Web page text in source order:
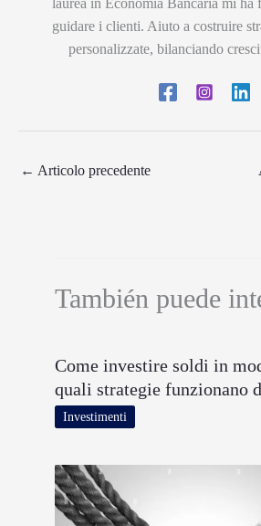
laurea in Economia Bancaria mi ha
guidare i clienti. Aiuto a costruire
personalizzate, bilanciando
← Articolo precedente
También puede
Come investire soldi in
quali strategie funzionano
Investimenti